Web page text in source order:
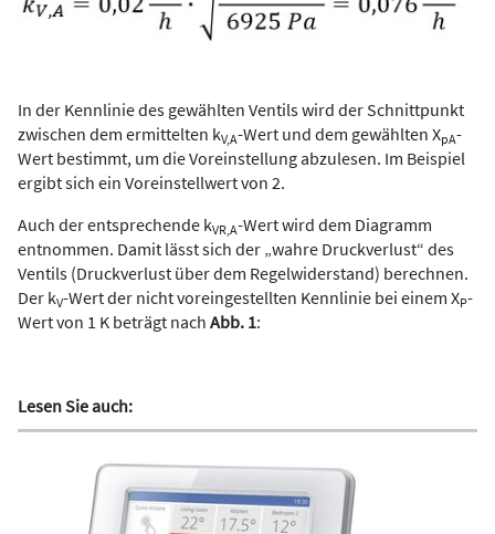
In der Kennlinie des gewählten Ventils wird der Schnittpunkt
zwischen dem ermittelten kV,A-Wert und dem gewählten XpA-
Wert bestimmt, um die Voreinstellung abzulesen. Im Beispiel
ergibt sich ein Voreinstellwert von 2.
Auch der entsprechende kVR,A-Wert wird dem Diagramm
entnommen. Damit lässt sich der „wahre Druckverlust“ des
Ventils (Druckverlust über dem Regelwiderstand) berechnen.
Der kV-Wert der nicht voreingestellten Kennlinie bei einem XP-
Wert von 1 K beträgt nach Abb. 1:
Lesen Sie auch: